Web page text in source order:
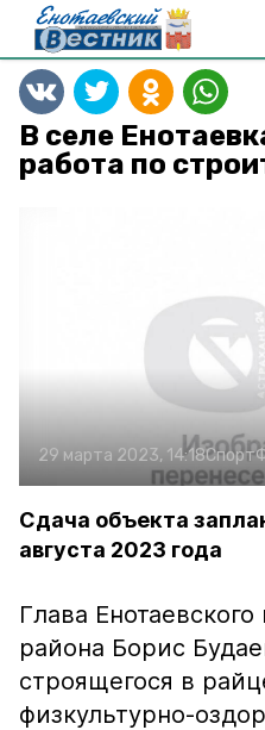
В селе
работа по
29 марта 2023, 14:18Спорт
Сдача объекта
августа 2023 года
Глава
района Борис
строящегося в
физкультурно-